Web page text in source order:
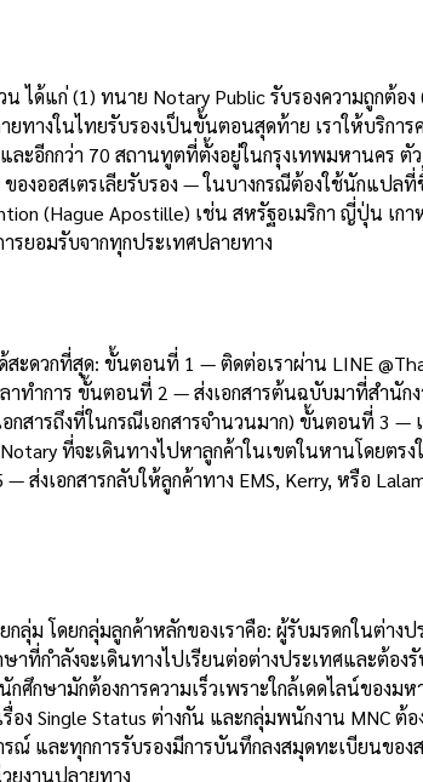
ด้แก่ (1) ทนาย Notary Public รับรองความถูกต้อง
ทางในไทยรับรองเป็นขั้นตอนสุดท้าย เราให้บริก
กกว่า 70 สถานทูตที่ตั้งอยู่ในกรุงเทพมหานคร ตัว
องออสเตรเลียรับรอง — ในบางกรณีต้องใช้นักแป
(Hague Apostille) เช่น สหรัฐอเมริกา ญี่ปุ่น เ
รยอมรับจากทุกประเทศปลายทาง
ดวกที่สุด: ขั้นตอนที่ 1 — ติดต่อเราผ่าน LINE
ทำการ ขั้นตอนที่ 2 — ส่งเอกสารต้นฉบับมาที่สำนัก
อกสารถึงที่ในกรณีเอกสารจำนวนมาก) ขั้นตอนที่ 3
ที่จะเดินทางไปหาลูกค้าในเขตในหานโดยต
งเอกสารกลับให้ลูกค้าทาง EMS, Kerry, หรือ
ลุ่ม โดยกลุ่มลูกค้าหลักของเราคือ: ผู้รับมรดกในต่า
ที่กำลังจะเดินทางไปเรียนต่อต่างประเทศและต้อ
ษามักต้องการความเร็วเพราะใกล้เดดไลน์ของม
Single Status ต่างกัน และกลุ่มพนักงาน MNC ต้อ
ณ์ และทุกการรับรองมีการบันทึกลงสมุดทะเบียนขอ
ยงานปลายทาง